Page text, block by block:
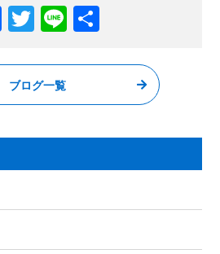
F
c
e
o
o
k
T
itt
er
Li
e
ブログ一覧